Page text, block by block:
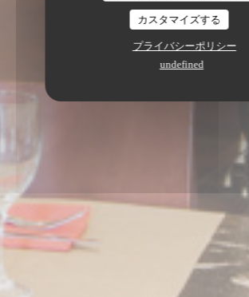
カスタマイズする
プライバシーポリシー
undefined